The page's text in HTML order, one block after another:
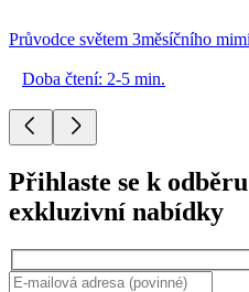
Průvodce světem 3měsíčního
Doba čtení: 2-5 min.
Přihlaste se k
exkluzivní nabídky